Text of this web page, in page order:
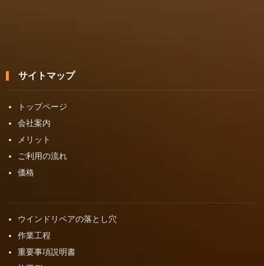
サイトマップ
トップページ
会社案内
メリット
ご利用の流れ
価格
ウインドリペアの落とし穴
作業工程
重要事項説明書